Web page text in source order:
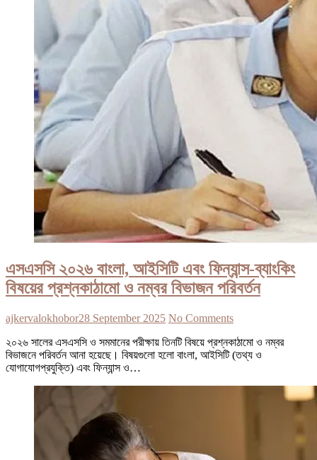
এসএসসি ২০২৬ বাংলা, আইসিটি এবং ফিন্যান্স-ব্যাংকিং
বিষয়ের প্রশ্নকাঠামো ও নম্বর বিভাজন পরিবর্তন
ajkervalokhobor28 September 2025 No Comments
২০২৬ সালের এসএসসি ও সমমানের পরীক্ষায় তিনটি বিষয়ে প্রশ্নকাঠামো ও নম্বর
বিভাজনে পরিবর্তন আনা হয়েছে। বিষয়গুলো হলো বাংলা, আইসিটি (তথ্য ও
যোগাযোগপ্রযুক্তি) এবং ফিন্যান্স ও…